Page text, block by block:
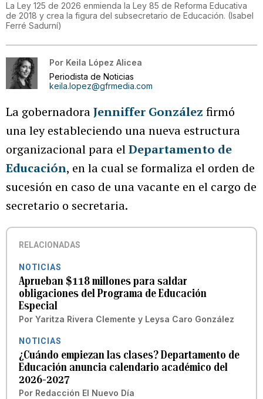
La Ley 125 de 2026 enmienda la Ley 85 de Reforma Educativa
de 2018 y crea la figura del subsecretario de Educación. (Isabel
Ferré Sadurní)
Por Keila López Alicea
Periodista de Noticias
keila.lopez@gfrmedia.com
La gobernadoraJenniffer González firmó
una ley estableciendo una nueva estructura
organizacional para elDepartamento de
Educación, en la cual se formaliza el orden de
sucesión en caso de una vacante en el cargo de
secretario o secretaria.
RELACIONADAS
NOTICIAS
Aprueban $118 millones para saldar
obligaciones del Programa de Educación
Especial
Por Yaritza Rivera Clemente y Leysa Caro González
NOTICIAS
¿Cuándo empiezan las clases? Departamento de
Educación anuncia calendario académico del
2026-2027
Por Redacción El Nuevo Día